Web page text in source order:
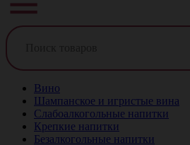
Вино
Шампанское и игристые вина
Слабоалкогольные напитки
Крепкие напитки
Безалкогольные напитки